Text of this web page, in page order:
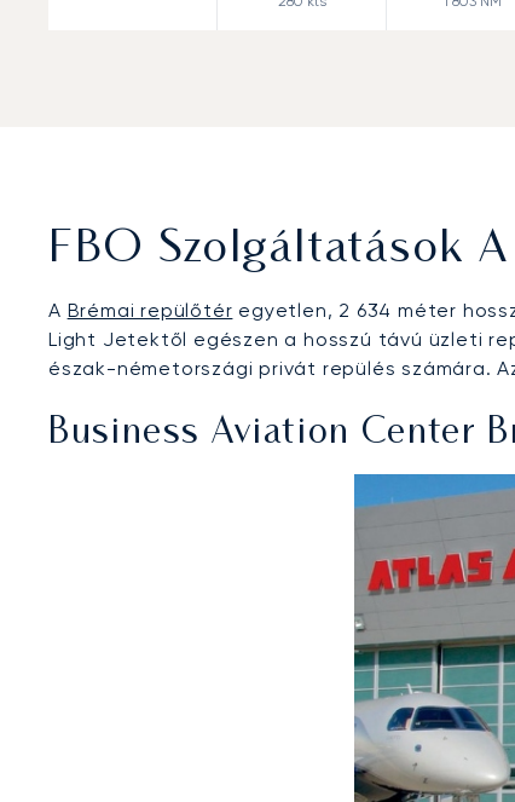
FBO Szolgáltatások
A Brémai repülőtér egyetlen, 2 634 méter
Light Jetektől egészen a hosszú távú üzleti
észak-németországi privát repülés számára.
Business Aviation Center